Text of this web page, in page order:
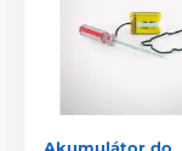
Akumulátor do